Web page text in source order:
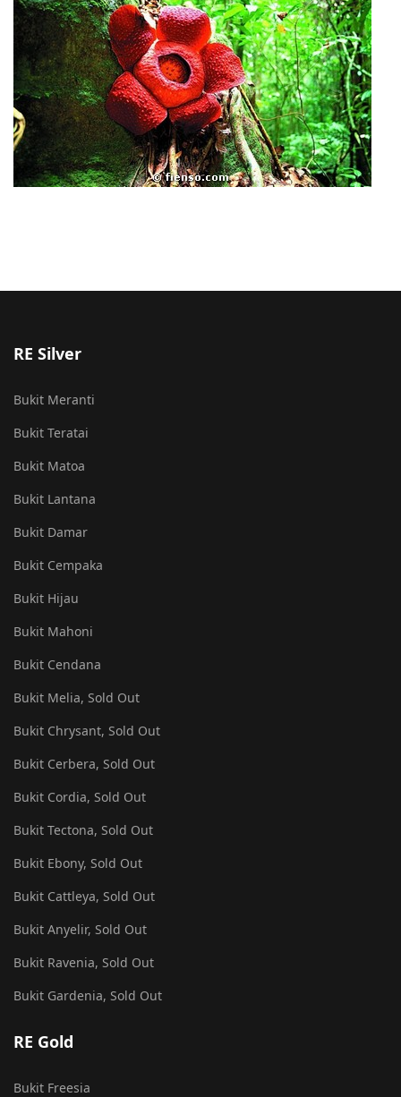
RE Silver
Bukit Meranti
Bukit Teratai
Bukit Matoa
Bukit Lantana
Bukit Damar
Bukit Cempaka
Bukit Hijau
Bukit Mahoni
Bukit Cendana
Bukit Melia, Sold Out
Bukit Chrysant, Sold Out
Bukit Cerbera, Sold Out
Bukit Cordia, Sold Out
Bukit Tectona, Sold Out
Bukit Ebony, Sold Out
Bukit Cattleya, Sold Out
Bukit Anyelir, Sold Out
Bukit Ravenia, Sold Out
Bukit Gardenia, Sold Out
RE Gold
Bukit Freesia